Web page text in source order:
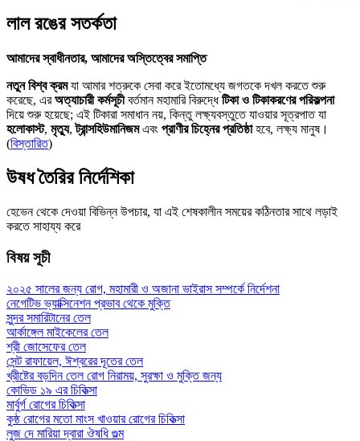
লাল রঙের সতর্কতা
আমাদের স্বাধীনতার, আমাদের অস্তিত্বের সমাপ্তি
নতুন বিশ্ব ক্রমযা আমার শত্রুকে সেবা করে ইতোমধ্যে জগতকে দখল করতে শুরু
করেছে, এরঅত্যাচারী কর্মসূচীবর্তমান মহামারি বিরুদ্ধেটিকা ও টিকাকরণের পরিকল্পনা
দিয়ে শুরু হয়েছে; এই টিকারা সমাধান নয়, কিন্তু লক্ষ্যবস্তুতে যাওয়ার সূত্রপাত যা
হলোকাস্ট, মৃত্যু,ট্রান্সহিউমানিজমএবং প্রাণীর চিহ্নের প্রতিষ্ঠাহবে, লক্ষ্য মানুষ।
(বিস্তারিত)
উষধ তৈরির নির্দেশিকা
হেভেন থেকে দেওয়া বিভিন্ন উপচার, যা এই শেষকালীন সময়ের কঠিনতার সাথে লড়াই
করতে সাহায্য করে
বিষয় সূচী
২০২৫ সালের জন্য রোগ, মহামারী ও অজানা ভাইরাস সম্পর্কে নির্দেশনা
নেগেটিভ ভ্যাক্সিনেশন প্রভাব থেকে মুক্তি
সুন্দর সমারিটানের তেল
আর্কাঙ্গেল মাইকেলের তেল
শ্রী জোসেফের তেল
সেন্ট রাফায়েল, ঈশ্বরের দূতের তেল
খ্রীষ্টের বড়দিন তেল রোগ নিরাময়, সুরক্ষা ও মুক্তি জন্য
কোভিড ১৯ এর চিকিত্সা
মার্বুর্গ রোগের চিকিত্সা
কুষ্ঠ রোগের মতো মাংস খাওয়ার রোগের চিকিত্সা
লুজ দে মারিয়া দ্বারা ঔষধি গুল্ম